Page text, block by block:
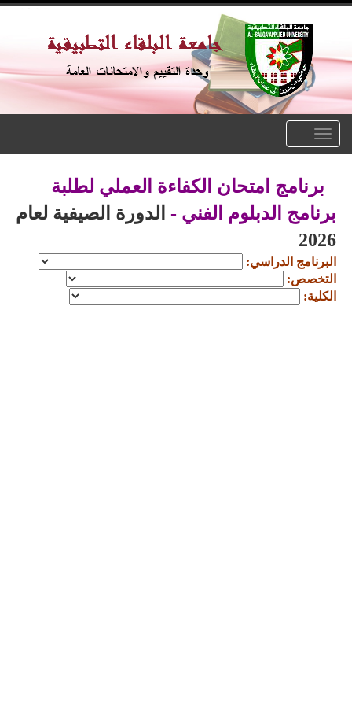
navigation
برنامج امتحان الكفاءة العملي لطلبة
برنامج الدبلوم الفني - الدورة الصيفية لعام
2026
البرنامج الدراسي:
التخصص:
الكلية: